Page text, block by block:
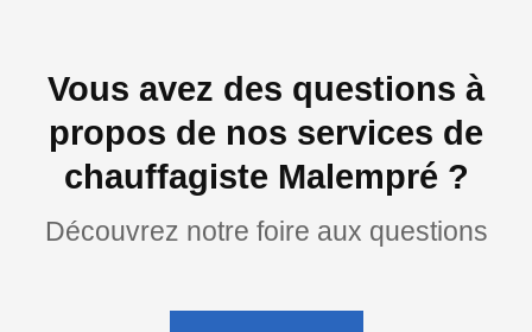
Vous avez des questions à
propos de nos services de
chauffagiste Malempré ?
Découvrez notre foire aux questions